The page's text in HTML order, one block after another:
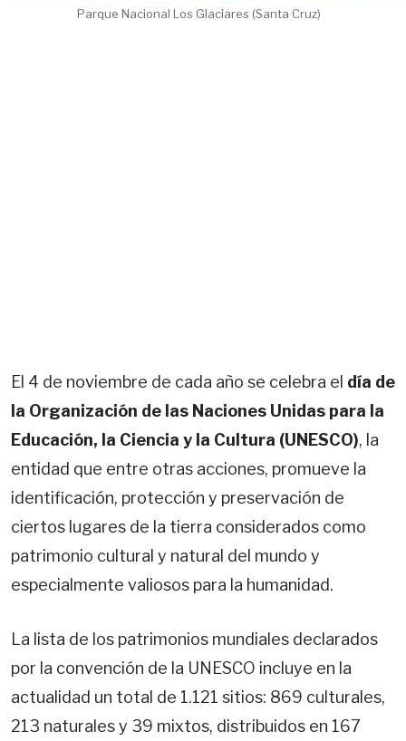
Parque Nacional Los Glaciares (Santa Cruz)
El 4 de noviembre de cada año se celebra el día de
la Organización de las Naciones Unidas para la
Educación, la Ciencia y la Cultura (UNESCO), la
entidad que entre otras acciones, promueve la
identificación, protección y preservación de
ciertos lugares de la tierra considerados como
patrimonio cultural y natural del mundo y
especialmente valiosos para la humanidad.
La lista de los patrimonios mundiales declarados
por la convención de la UNESCO incluye en la
actualidad un total de 1.121 sitios: 869 culturales,
213 naturales y 39 mixtos, distribuidos en 167